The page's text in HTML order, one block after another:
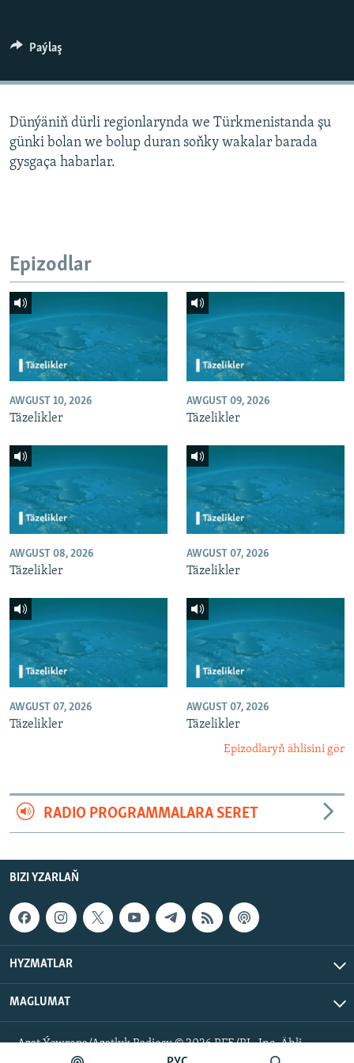
Paýlaş
Dünýäniň dürli regionlarynda we Türkmenistanda şu
günki bolan we bolup duran soňky wakalar barada
gysgaça habarlar.
Epizodlar
AWGUST 10, 2026
Täzelikler
AWGUST 09, 2026
Täzelikler
AWGUST 08, 2026
Täzelikler
AWGUST 07, 2026
Täzelikler
AWGUST 07, 2026
Täzelikler
AWGUST 07, 2026
Täzelikler
Epizodlaryň ählisini gör
RADIO PROGRAMMALARA SERET
BIZI YZARLAŇ
HYZMATLAR
MAGLUMAT
Azat Ýewropa/Azatlyk Radiosy © 2026 RFE/RL, Inc. Ähli
hukuklar goralan.